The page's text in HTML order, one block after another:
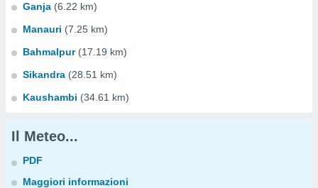
Ganja (6.22 km)
Manauri (7.25 km)
Bahmalpur (17.19 km)
Sikandra (28.51 km)
Kaushambi (34.61 km)
Il Meteo...
PDF
Maggiori informazioni